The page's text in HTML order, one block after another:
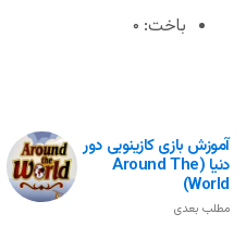
باخت: ۰
آموزش بازی کازینویی دور
دنیا (Around The
World)
مطلب بعدی